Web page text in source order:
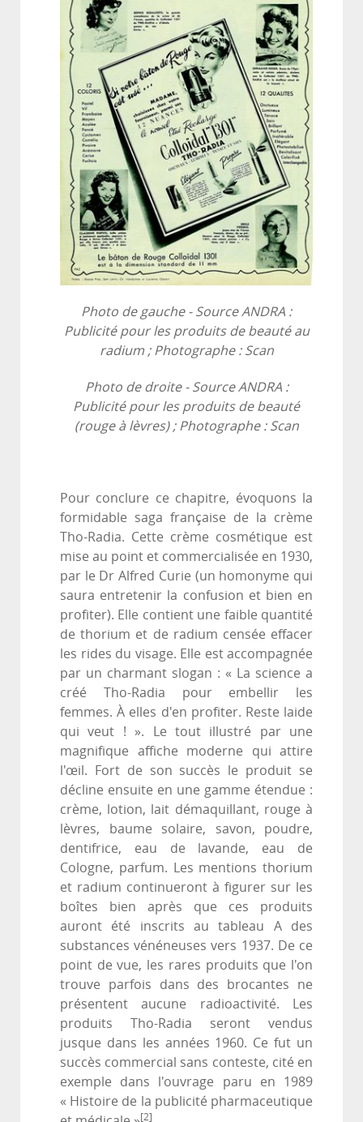
Photo de gauche -Source ANDRA :
Publicité pour les produits de beauté au
radium ; Photographe : Scan
Photo de droite - Source ANDRA :
Publicité pour les produits de beauté
(rouge à lèvres) ; Photographe : Scan
Pour conclure ce chapitre, évoquons la
formidable saga française de la crème
Tho-Radia. Cette crème cosmétique est
mise au point et commercialisée en 1930,
par le Dr Alfred Curie (un homonyme qui
saura entretenir la confusion et bien en
profiter). Elle contient une faible quantité
de thorium et de radium censée effacer
les rides du visage. Elle est accompagnée
par un charmant slogan : « La science a
créé Tho-Radia pour embellir les
femmes. À elles d'en profiter. Reste laide
qui veut ! ». Le tout illustré par une
magnifique affiche moderne qui attire
l'œil. Fort de son succès le produit se
décline ensuite en une gamme étendue :
crème, lotion, lait démaquillant, rouge à
lèvres, baume solaire, savon, poudre,
dentifrice, eau de lavande, eau de
Cologne, parfum. Les mentions thorium
et radium continueront à figurer sur les
boîtes bien après que ces produits
auront été inscrits au tableau A des
substances vénéneuses vers 1937. De ce
point de vue, les rares produits que l'on
trouve parfois dans des brocantes ne
présentent aucune radioactivité. Les
produits Tho-Radia seront vendus
jusque dans les années 1960. Ce fut un
succès commercial sans conteste, cité en
exemple dans l'ouvrage paru en 1989
« Histoire de la publicité pharmaceutique
[2]